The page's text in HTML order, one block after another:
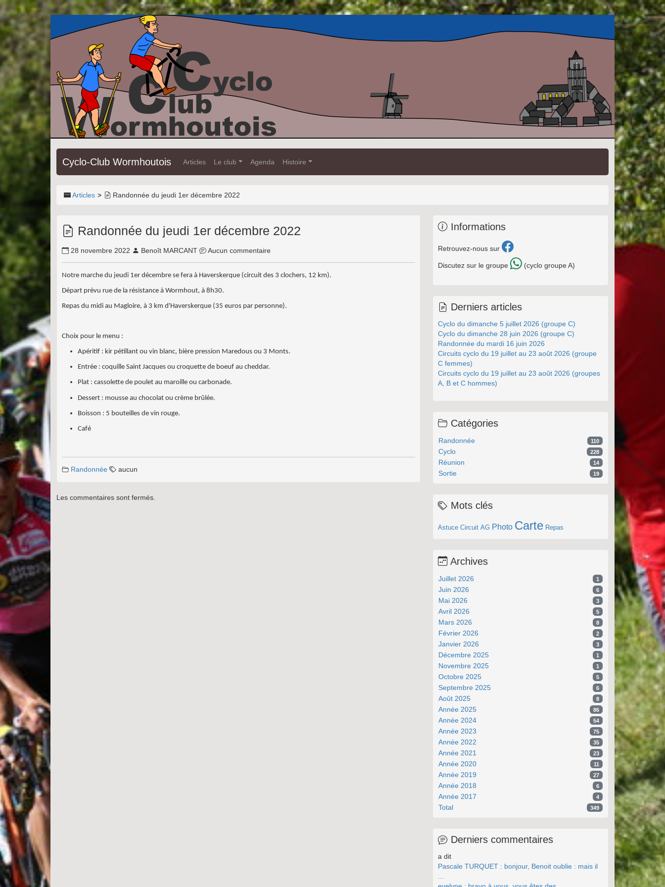
Cyclo-Club Wormhoutois Articles Le club Agenda Histoire
Articles Randonnée du jeudi 1er décembre 2022
Randonnée du jeudi 1er décembre 2022
28 novembre 2022 Benoît MARCANT Aucun commentaire
Notre marche du jeudi 1er décembre se fera à Haverskerque (circuit des 3 clochers, 12 km).
Départ prévu rue de la résistance à Wormhout, à 8h30.
Repas du midi au Magloire, à 3 km d'Haverskerque (35 euros par personne).
Choix pour le menu :
Apéritif : kir pétillant ou vin blanc, bière pression Maredous ou 3 Monts.
Entrée : coquille Saint Jacques ou croquette de boeuf au cheddar.
Plat : cassolette de poulet au maroille ou carbonade.
Dessert : mousse au chocolat ou crème brûlée.
Boisson : 5 bouteilles de vin rouge.
Café
Randonnée aucun
Les commentaires sont fermés.
Informations
Retrouvez-nous sur
Discutez sur le groupe (cyclo groupe A)
Derniers articles
Cyclo du dimanche 5 juillet 2026 (groupe C)
Cyclo du dimanche 28 juin 2026 (groupe C)
Randonnée du mardi 16 juin 2026
Circuits cyclo du 19 juillet au 23 août 2026 (groupe
C femmes)
Circuits cyclo du 19 juillet au 23 août 2026 (groupes
A, B et C hommes)
Catégories
Randonnée 110
Cyclo 228
Réunion 14
Sortie 19
Mots clés
Astuce Circuit AG Photo Carte Repas
Archives
Juillet 2026 1
Juin 2026 6
Mai 2026 3
Avril 2026 5
Mars 2026 8
Février 2026 2
Janvier 2026 3
Décembre 2025 1
Novembre 2025 1
Octobre 2025 5
Septembre 2025 6
Août 2025 8
Année 2025 86
Année 2024 54
Année 2023 75
Année 2022 35
Année 2021 23
Année 2020 11
Année 2019 27
Année 2018 6
Année 2017 4
Total 349
Derniers commentaires
a dit
Pascale TURQUET : bonjour, Benoit oublie : mais il